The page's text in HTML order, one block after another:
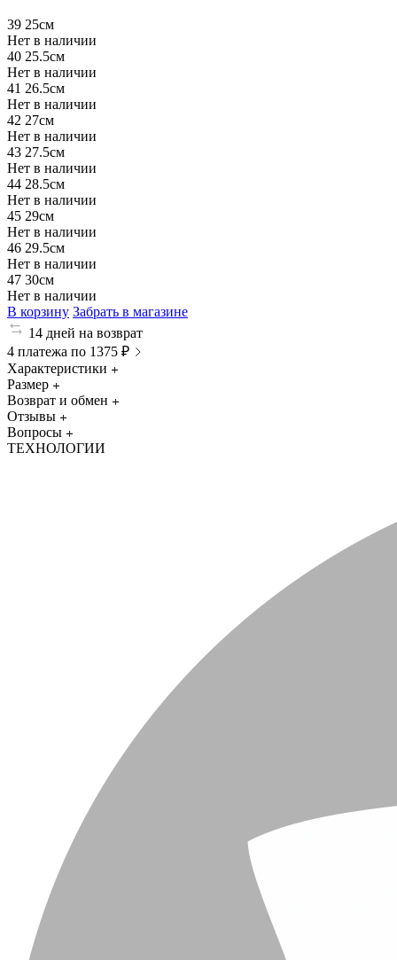
39 25см
Нет в наличии
40 25.5см
Нет в наличии
41 26.5см
Нет в наличии
42 27см
Нет в наличии
43 27.5см
Нет в наличии
44 28.5см
Нет в наличии
45 29см
Нет в наличии
46 29.5см
Нет в наличии
47 30см
Нет в наличии
В корзину Забрать в магазине
14 дней на возврат
4 платежа по 1375 ₽
Характеристики
Размер
Возврат и обмен
Отзывы
Вопросы
ТЕХНОЛОГИИ